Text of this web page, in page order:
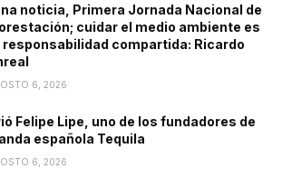
noticia, Primera Jornada Nacional de
cuidar el medio ambiente es
responsabilidad compartida: Ricardo
6, 2026
Felipe Lipe, uno de los fundadores de
española Tequila
6, 2026